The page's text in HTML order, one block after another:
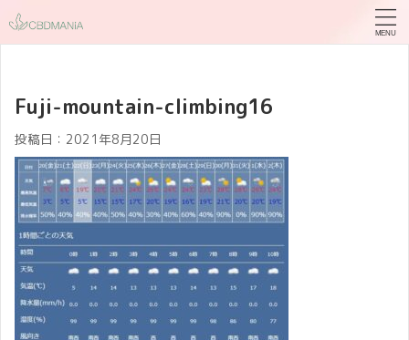
Fuji-mountain-climbing16
投稿日： 2021年8月20日